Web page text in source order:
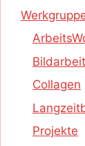
Collagen
Projekte